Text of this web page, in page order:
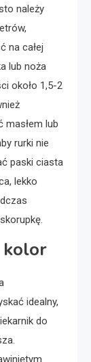
należy
na całej
lub noża
około 1,5-2
masłem lub
rurki nie
paski ciasta
lekko
kolor
idealny,
do